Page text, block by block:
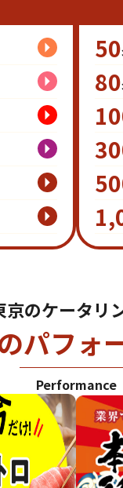
50
80
京のケータリ
パフォ
Performance